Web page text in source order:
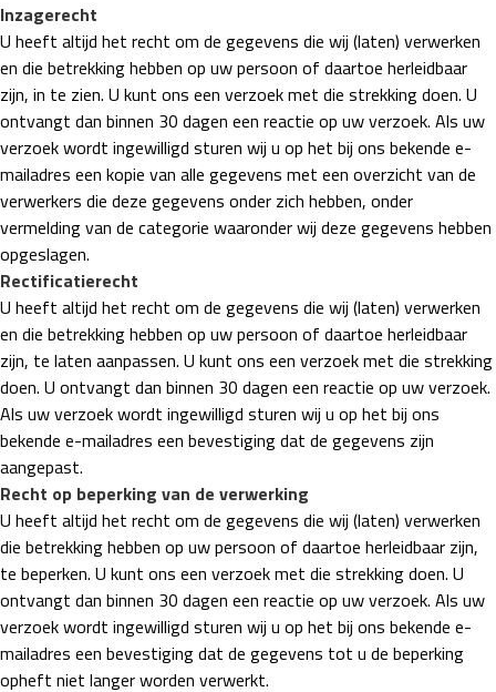
Inzagerecht
U heeft altijd het recht om de gegevens die wij (laten) verwerken
en die betrekking hebben op uw persoon of daartoe herleidbaar
zijn, in te zien. U kunt ons een verzoek met die strekking doen. U
ontvangt dan binnen 30 dagen een reactie op uw verzoek. Als uw
verzoek wordt ingewilligd sturen wij u op het bij ons bekende e-
mailadres een kopie van alle gegevens met een overzicht van de
verwerkers die deze gegevens onder zich hebben, onder
vermelding van de categorie waaronder wij deze gegevens hebben
opgeslagen.
Rectificatierecht
U heeft altijd het recht om de gegevens die wij (laten) verwerken
en die betrekking hebben op uw persoon of daartoe herleidbaar
zijn, te laten aanpassen. U kunt ons een verzoek met die strekking
doen. U ontvangt dan binnen 30 dagen een reactie op uw verzoek.
Als uw verzoek wordt ingewilligd sturen wij u op het bij ons
bekende e-mailadres een bevestiging dat de gegevens zijn
aangepast.
Recht op beperking van de verwerking
U heeft altijd het recht om de gegevens die wij (laten) verwerken
die betrekking hebben op uw persoon of daartoe herleidbaar zijn,
te beperken. U kunt ons een verzoek met die strekking doen. U
ontvangt dan binnen 30 dagen een reactie op uw verzoek. Als uw
verzoek wordt ingewilligd sturen wij u op het bij ons bekende e-
mailadres een bevestiging dat de gegevens tot u de beperking
opheft niet langer worden verwerkt.